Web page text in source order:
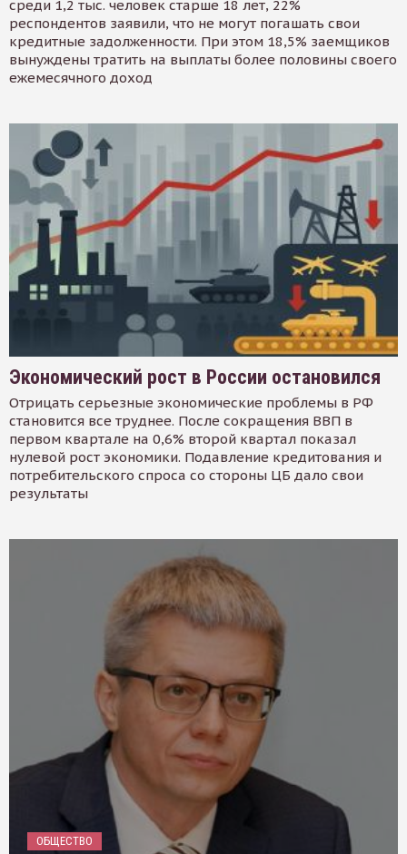
среди 1,2 тыс. человек старше 18 лет, 22%
респондентов заявили, что не могут погашать свои
кредитные задолженности. При этом 18,5% заемщиков
вынуждены тратить на выплаты более половины своего
ежемесячного доход
Экономический рост в России остановился
Отрицать серьезные экономические проблемы в РФ
становится все труднее. После сокращения ВВП в
первом квартале на 0,6% второй квартал показал
нулевой рост экономики. Подавление кредитования и
потребительского спроса со стороны ЦБ дало свои
результаты
ОБЩЕСТВО